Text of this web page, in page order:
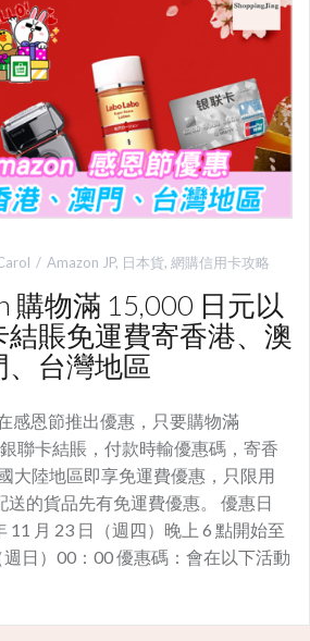
Amazon JP, 日本貨, 網購信用卡攻略
購物滿 15,000 日元以
結賬免運費寄香港、澳
、台灣地區
感恩節推出優惠，只要購物滿
聯卡結賬，付款時輸優惠碼，寄香
大陸地區即享免運費優惠，只限用
送的貨品先有免運費優惠。 優惠日
11 月 23 日（週四）晚上 6 點開始至
週日）00：00 優惠碼：會在以下活動